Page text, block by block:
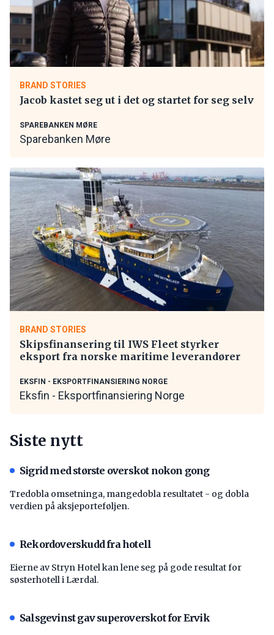
BRAND STORIES
Jacob kastet seg ut i det og startet for seg selv
SPAREBANKEN MØRE
Sparebanken Møre
BRAND STORIES
Skipsfinansering til IWS Fleet styrker
eksport fra norske maritime leverandører
EKSFIN - EKSPORTFINANSIERING NORGE
Eksfin - Eksportfinansiering Norge
Siste nytt
Sigrid med største overskot nokon gong
Tredobla omsetninga, mangedobla resultatet - og dobla
verdien på aksjeporteføljen.
Rekordoverskudd fra hotell
Eierne av Stryn Hotel kan lene seg på gode resultat for
søsterhotell i Lærdal.
Salsgevinst gav superoverskot for Ervik